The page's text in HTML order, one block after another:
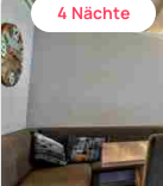
4 Nächte